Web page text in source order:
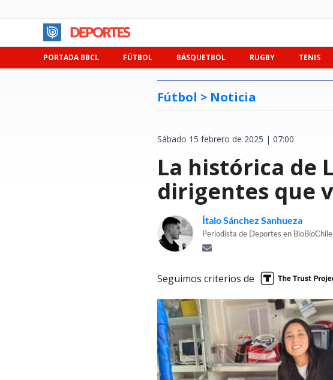
PORTADA BBCL FÚTBOL BÁSQUETBOL RUGBY TENIS
Fútbol > Noticia
Sábado 15 febrero de 2025 | 07:00
La histórica de
dirigentes que
Ítalo Sánchez Sanhueza
Periodista de Deportes en BioBioChile
Seguimos criterios de